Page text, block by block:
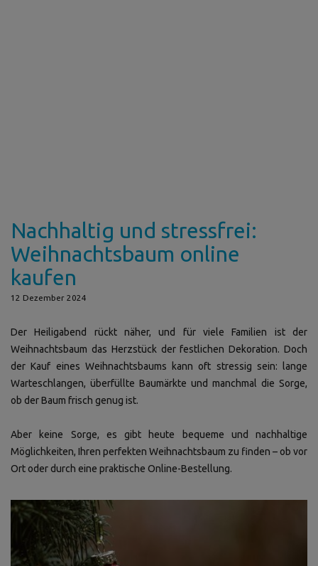
Nachhaltig und stressfrei:
Weihnachtsbaum online
kaufen
12 Dezember 2024
Der Heiligabend rückt näher, und für viele Familien ist der
Weihnachtsbaum das Herzstück der festlichen Dekoration. Doch
der Kauf eines Weihnachtsbaums kann oft stressig sein: lange
Warteschlangen, überfüllte Baumärkte und manchmal die Sorge,
ob der Baum frisch genug ist.
Aber keine Sorge, es gibt heute bequeme und nachhaltige
Möglichkeiten, Ihren perfekten Weihnachtsbaum zu finden – ob vor
Ort oder durch eine praktische Online-Bestellung.